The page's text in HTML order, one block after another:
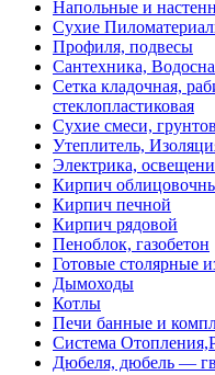
Напольные и
Сухие
Профиля, подвесы
Сантехника,
Сетка кладочная,
стеклопластиковая
Сухие смеси,
Утеплитель,
Электрика,
Кирпич
Кирпич печной
Кирпич рядовой
Пеноблок, газобетон
Готовые столярные
Дымоходы
Котлы
Печи банные и
Система
Дюбеля, дюбель —